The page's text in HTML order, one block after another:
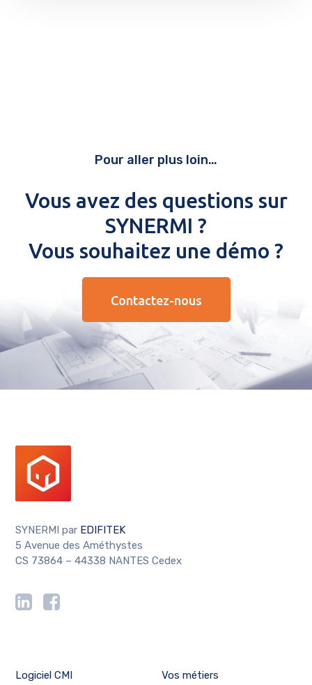
Pour aller plus loin…
Vous avez des questions sur
SYNERMI ?
Vous souhaitez une démo ?
Contactez-nous
SYNERMI par EDIFITEK
5 Avenue des Améthystes
CS 73864 – 44338 NANTES Cedex
Logiciel CMI Vos métiers